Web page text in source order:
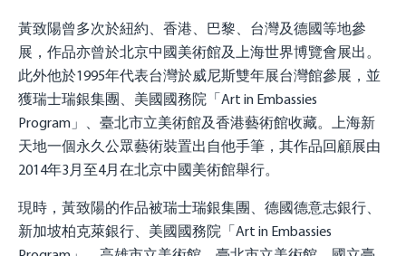
黃致陽曾多次於紐約、香港、巴黎、台灣及德國等地參
展，作品亦曾於北京中國美術館及上海世界博覽會展出。
此外他於1995年代表台灣於威尼斯雙年展台灣館參展，並
獲瑞士瑞銀集團、美國國務院「Art in Embassies
Program」、臺北市立美術館及香港藝術館收藏。上海新
天地一個永久公眾藝術裝置出自他手筆，其作品回顧展由
2014年3月至4月在北京中國美術館舉行。
現時，黃致陽的作品被瑞士瑞銀集團、德國德意志銀行、
新加坡柏克萊銀行、美國國務院「Art in Embassies